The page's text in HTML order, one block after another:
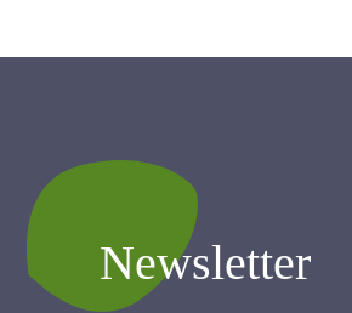
Newsletter